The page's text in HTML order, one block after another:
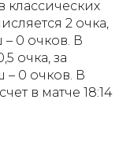
в классических
2 очка,
0 очков. В
очка, за
– 0 очков. В
в матче 18:14